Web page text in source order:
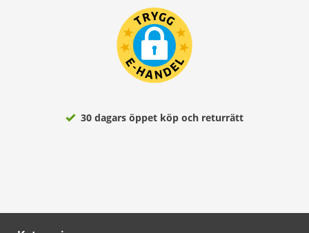
30 dagars öppet köp och returrätt